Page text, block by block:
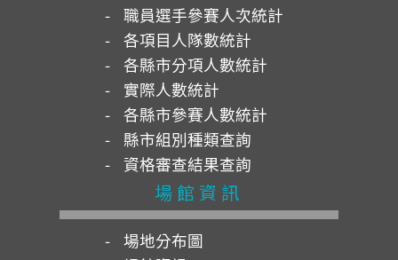
職員選手參賽人次統計
各項目人隊數統計
各縣市分項人數統計
實際人數統計
各縣市參賽人數統計
縣市組別種類查詢
資格審查結果查詢
場館資訊
場地分布圖